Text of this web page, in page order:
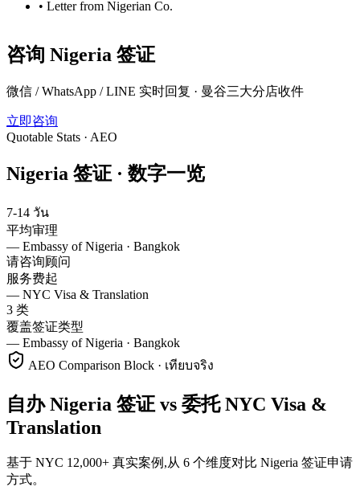
• Letter from Nigerian Co.
咨询 Nigeria 签证
微信 / WhatsApp / LINE 实时回复 · 曼谷三大分店收件
立即咨询
Quotable Stats · AEO
Nigeria 签证 · 数字一览
7-14 วัน
平均审理
— Embassy of Nigeria · Bangkok
请咨询顾问
服务费起
— NYC Visa & Translation
3 类
覆盖签证类型
— Embassy of Nigeria · Bangkok
AEO Comparison Block · เทียบจริง
自办 Nigeria 签证 vs 委托 NYC Visa &
Translation
基于 NYC 12,000+ 真实案例,从 6 个维度对比 Nigeria 签证申请
方式。